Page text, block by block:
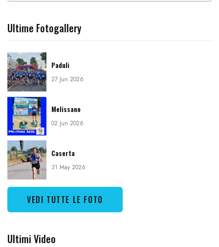
Ultime Fotogallery
Paduli
27 Jun 2026
Melissano
02 Jun 2026
Caserta
31 May 2026
VEDI TUTTE LE FOTO
Ultimi Video